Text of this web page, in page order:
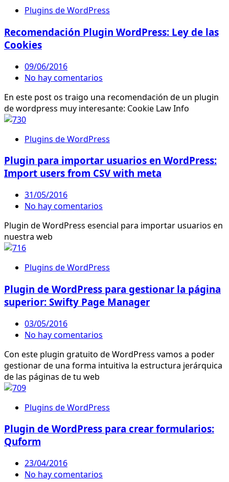
Plugins de WordPress
Recomendación Plugin WordPress: Ley de las
Cookies
09/06/2016
No hay comentarios
En este post os traigo una recomendación de un plugin
de wordpress muy interesante: Cookie Law Info
Plugins de WordPress
Plugin para importar usuarios en WordPress:
Import users from CSV with meta
31/05/2016
No hay comentarios
Plugin de WordPress esencial para importar usuarios en
nuestra web
Plugins de WordPress
Plugin de WordPress para gestionar la página
superior: Swifty Page Manager
03/05/2016
No hay comentarios
Con este plugin gratuito de WordPress vamos a poder
gestionar de una forma intuitiva la estructura jerárquica
de las páginas de tu web
Plugins de WordPress
Plugin de WordPress para crear formularios:
Quform
23/04/2016
No hay comentarios